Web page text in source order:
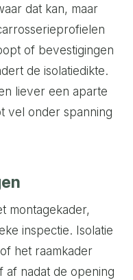
dat kan, maar
of bevestigingen
de isolatiedikte.
liever een aparte
vel onder spanning
montagekader,
inspectie. Isolatie
het raamkader
af nadat de opening